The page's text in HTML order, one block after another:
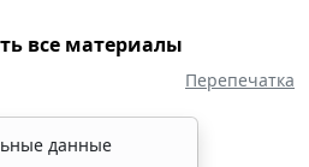
все материалы
Перепечатка
данные